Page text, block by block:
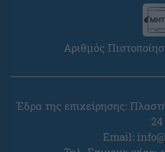
Αριθμός
Έδρα της επιχείρησης:
24
Email: